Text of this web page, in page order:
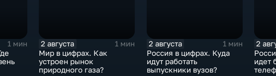
1 мин
2 августа
1 мин
Мир в цифрах. Как
устроен рынок
природного газа?
2 августа
1 мин
Россия в цифрах. Куда
идут работать
выпускники вузов?
2
идет